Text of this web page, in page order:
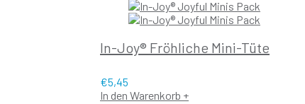
In-Joy® Fröhliche Mini-Tüte
€5,45
In den Warenkorb +